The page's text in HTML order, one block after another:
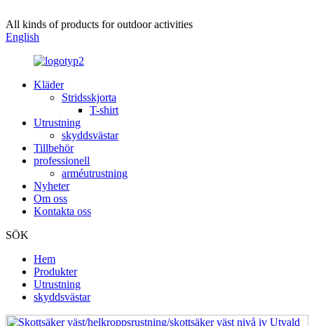
All kinds of products for outdoor activities
English
Kläder
Stridsskjorta
T-shirt
Utrustning
skyddsvästar
Tillbehör
professionell
arméutrustning
Nyheter
Om oss
Kontakta oss
SÖK
Hem
Produkter
Utrustning
skyddsvästar